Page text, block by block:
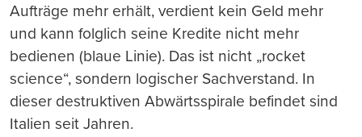
Aufträge mehr erhält, verdient kein Geld mehr
und kann folglich seine Kredite nicht mehr
bedienen (blaue Linie). Das ist nicht „rocket
science“, sondern logischer Sachverstand. In
dieser destruktiven Abwärtsspirale befindet sind
Italien seit Jahren.